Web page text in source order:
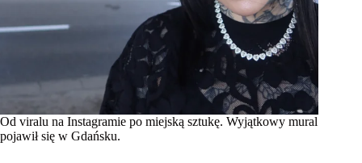
Od viralu na Instagramie po miejską sztukę. Wyjątkowy mural
pojawił się w Gdańsku.